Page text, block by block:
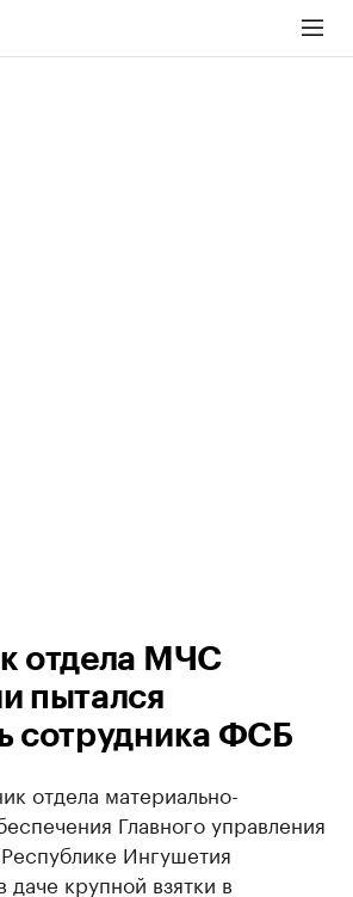
отдела МЧС
пытался
сотрудника ФСБ
отдела материально-
Главного управления
Ингушетия
даче крупной взятки в